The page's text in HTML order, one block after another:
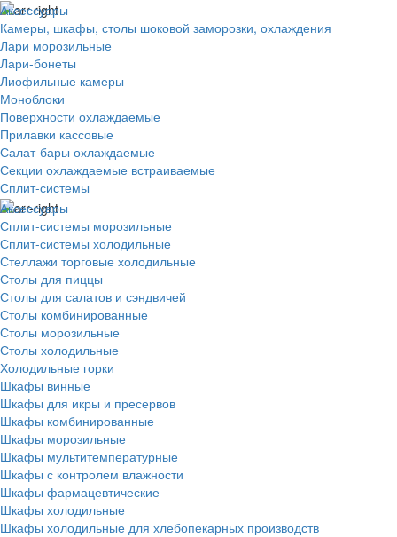
Аксессуары
Камеры, шкафы, столы шоковой заморозки, охлаждения
Лари морозильные
Лари-бонеты
Лиофильные камеры
Моноблоки
Поверхности охлаждаемые
Прилавки кассовые
Салат-бары охлаждаемые
Секции охлаждаемые встраиваемые
Сплит-системы
Аксессуары
Сплит-системы морозильные
Сплит-системы холодильные
Стеллажи торговые холодильные
Столы для пиццы
Столы для салатов и сэндвичей
Столы комбинированные
Столы морозильные
Столы холодильные
Холодильные горки
Шкафы винные
Шкафы для икры и пресервов
Шкафы комбинированные
Шкафы морозильные
Шкафы мультитемпературные
Шкафы с контролем влажности
Шкафы фармацевтические
Шкафы холодильные
Шкафы холодильные для хлебопекарных производств